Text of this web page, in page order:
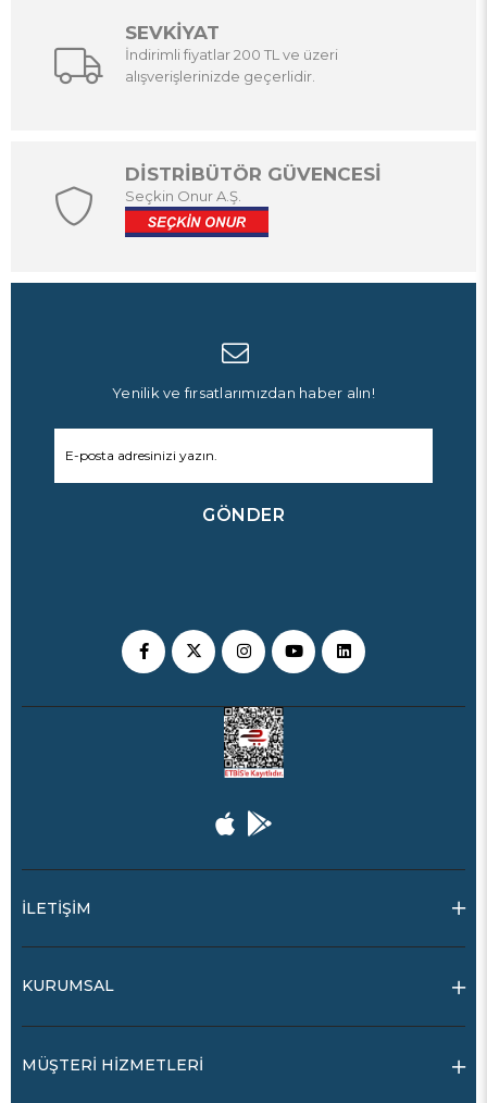
SEVKİYAT
İndirimli fiyatlar 200 TL ve üzeri
alışverişlerinizde geçerlidir.
DİSTRİBÜTÖR GÜVENCESİ
Seçkin Onur A.Ş.
Yenilik ve fırsatlarımızdan haber alın!
GÖNDER
İLETİŞİM
KURUMSAL
MÜŞTERİ HİZMETLERİ